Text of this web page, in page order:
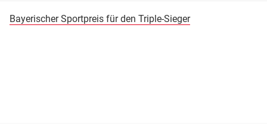
Bayerischer Sportpreis für den Triple-Sieger